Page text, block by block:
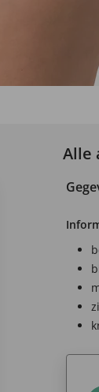
Alle